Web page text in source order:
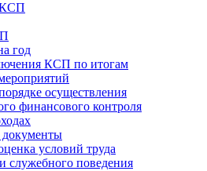
КСП
год
КСП по итогам
осуществления
финансового контроля
условий труда
служебного поведения